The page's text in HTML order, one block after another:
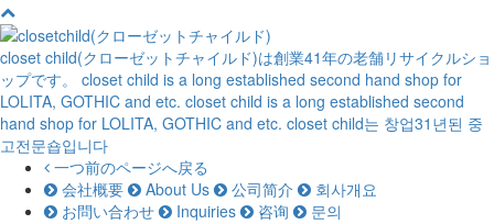
closet child(クローゼットチャイルド)は創業41年の老舗リサイクルショ
ップです。
closet child is a long established second hand shop for
LOLITA, GOTHIC and etc. closet child is a long established second
hand shop for LOLITA, GOTHIC and etc. closet child는 창업31년된 중
고전문숍입니다
一つ前のページへ戻る
会社概要
About Us 公司简介
회사개요
お問い合わせ
Inquiries 咨询 문의